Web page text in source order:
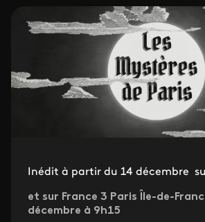
Inédit à partir du 14 décembre
et sur France 3 Paris Île-de-
décembre à 9h15